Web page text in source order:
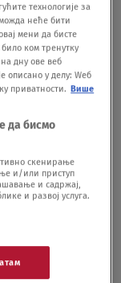
ratovanja
za
staro
vodi se za
технологије за
неће бити
мени да бисте
ком тренутку
дну ове веб
описано у делу: Wеб
приватности. Више
да бисмо
скенирање
и/или приступ
и садржај,
и развој услуга.